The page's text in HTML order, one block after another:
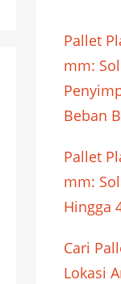
Pallet
mm:
Beban
Pallet
mm:
Hingga
Cari
Lokasi